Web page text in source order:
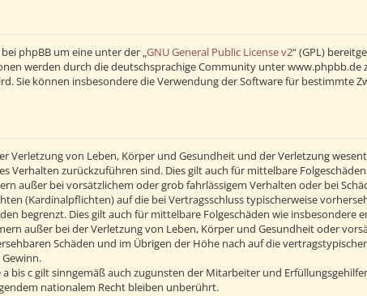
phpBB um eine unter der „GNU General Public License v2“ (GPL)
werden durch die deutschsprachige Community unter www.phpbb.de
Sie können insbesondere die Verwendung der Software für bestimmte
Verletzung von Leben, Körper und Gesundheit und der Verletzung
Verhalten zurückzuführen sind. Dies gilt auch für mittelbare
außer bei vorsätzlichem oder grob fahrlässigem Verhalten oder bei
(Kardinalpflichten) auf die bei Vertragsschluss typischerweise
begrenzt. Dies gilt auch für mittelbare Folgeschäden wie insbesondere
außer bei der Verletzung von Leben, Körper und Gesundheit oder
Schäden und im Übrigen der Höhe nach auf die
bis c gilt sinngemäß auch zugunsten der Mitarbeiter und
nationalem Recht bleiben unberührt.